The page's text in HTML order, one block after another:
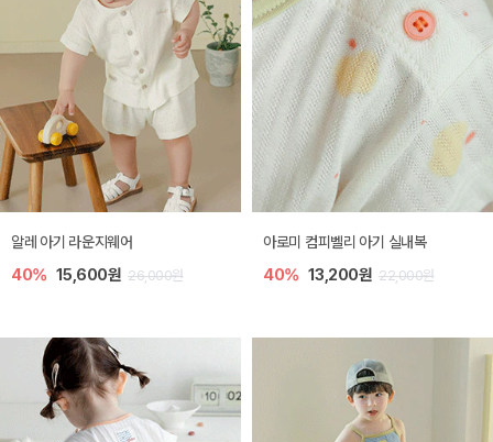
알레 아기 라운지웨어
40% 15,600원 26,000원
아로미 컴피벨리 아기 실내복
40% 13,200원 22,000원